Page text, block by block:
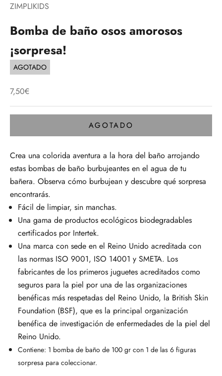
ZIMPLIKIDS
Bomba de baño osos amorosos
¡sorpresa!
AGOTADO
Precio de oferta
7,50€
AGOTADO
Crea una colorida aventura a la hora del baño arrojando
estas bombas de baño burbujeantes en el agua de tu
bañera. Observa cómo burbujean y descubre qué sorpresa
encontrarás.
Fácil de limpiar, sin manchas.
Una gama de productos ecológicos biodegradables
certificados por Intertek.
Una marca con sede en el Reino Unido acreditada con
las normas ISO 9001, ISO 14001 y SMETA. Los
fabricantes de los primeros juguetes acreditados como
seguros para la piel por una de las organizaciones
benéficas más respetadas del Reino Unido, la British Skin
Foundation (BSF), que es la principal organización
benéfica de investigación de enfermedades de la piel del
Reino Unido.
Contiene: 1 bomba de baño de 100 gr con 1 de las 6 figuras
sorpresa para coleccionar.